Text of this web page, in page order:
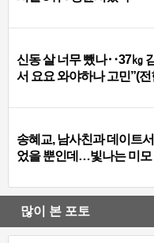
신동 살 너무 뺐나‥37㎏
서 요요 와야하나 고민”(
송혜교, 남사친과 데이트
었을 뿐인데…빛나는 미모
많이 본 포토